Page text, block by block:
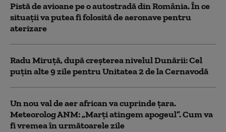
Pistă de avioane pe o autostradă din România. În ce
situații va putea fi folosită de aeronave pentru
aterizare
Radu Miruță, după creșterea nivelul Dunării: Cel
puțin alte 9 zile pentru Unitatea 2 de la Cernavodă
Un nou val de aer african va cuprinde țara.
Meteorolog ANM: „Marți atingem apogeul”. Cum va
fi vremea în următoarele zile